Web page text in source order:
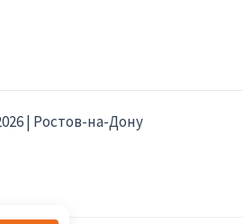
| Ростов-на-Дону